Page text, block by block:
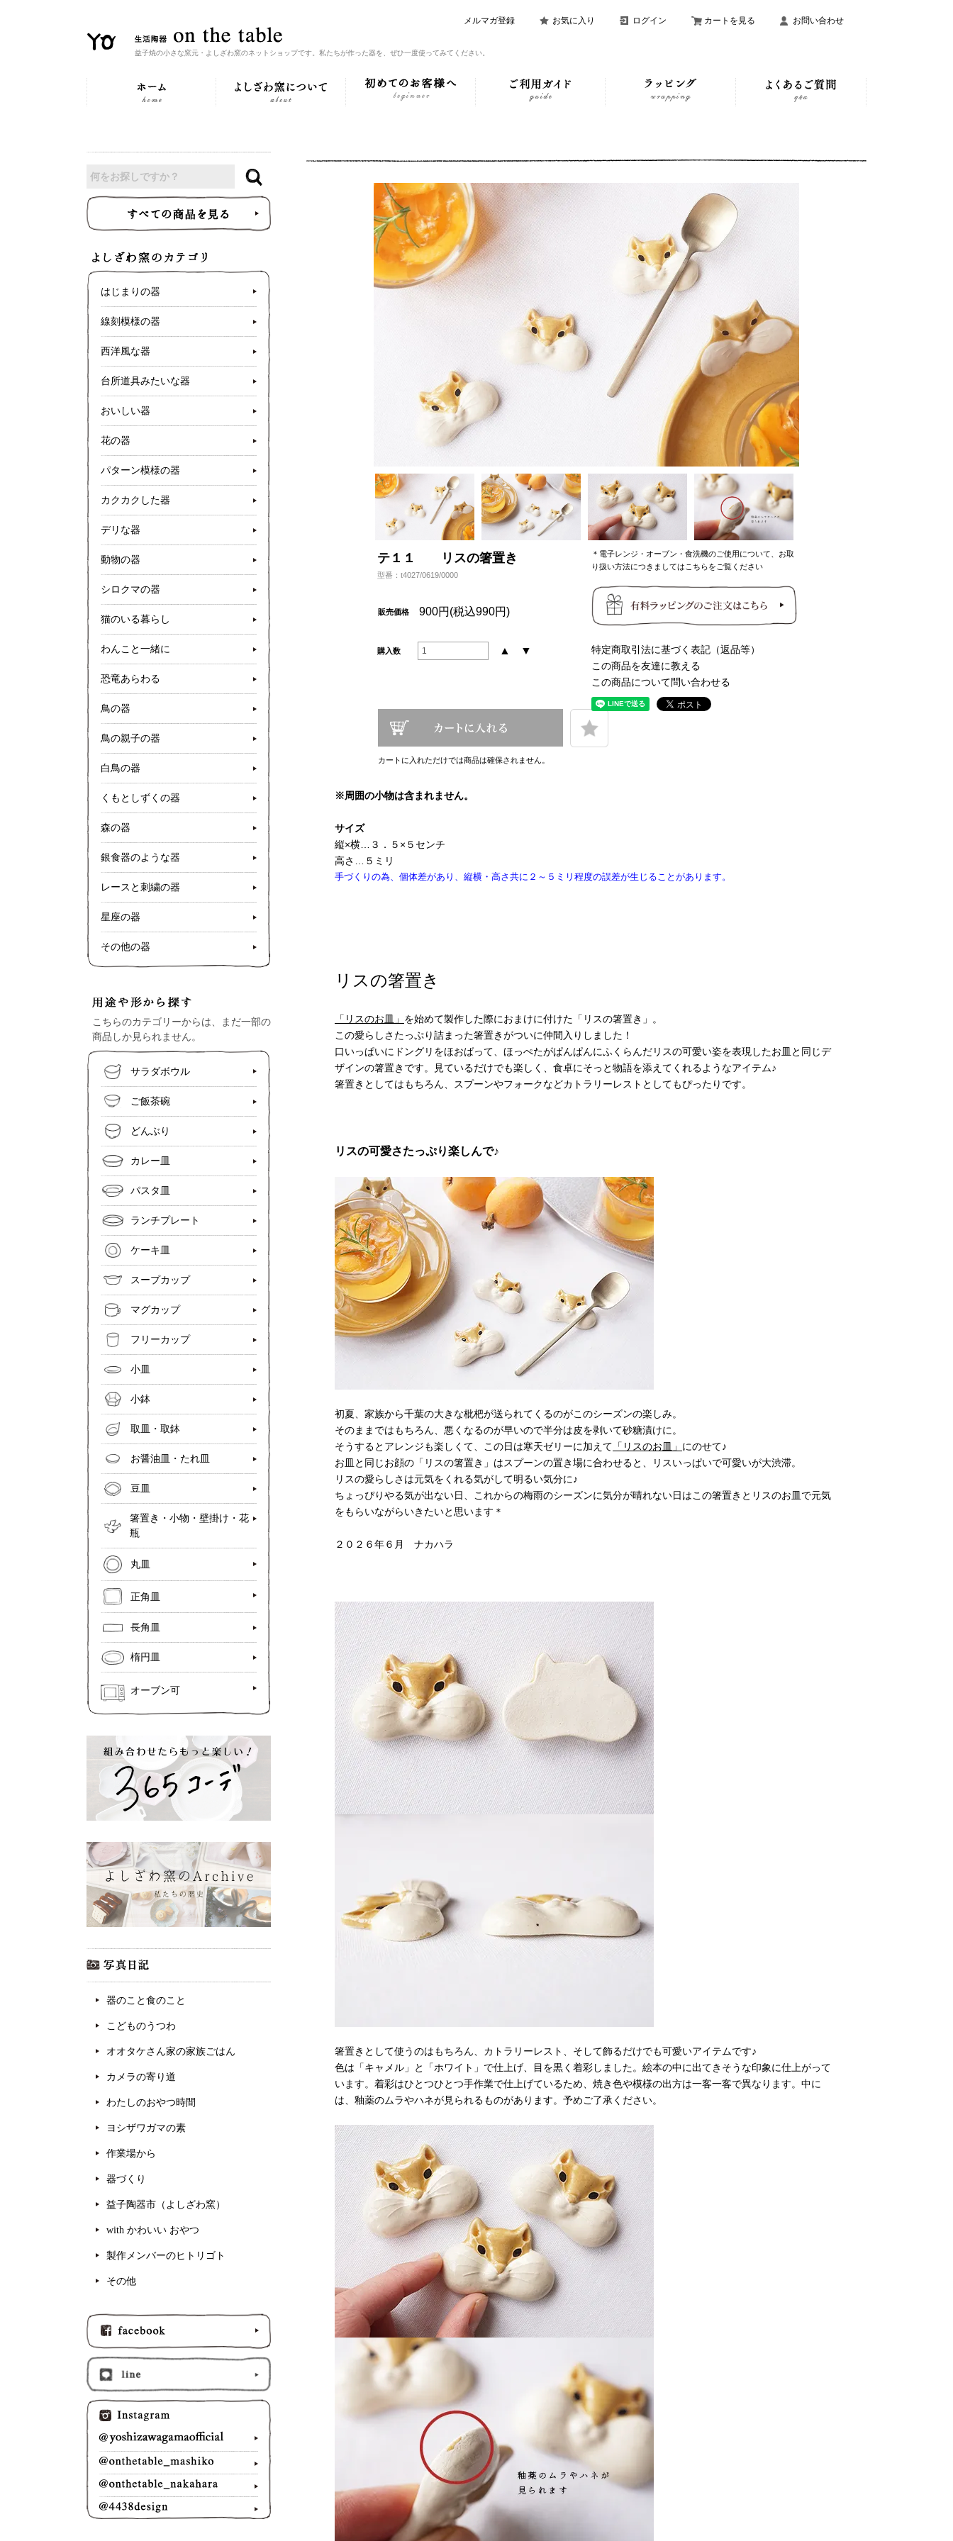
メルマガ登録 お気に入り ログイン カートを見る お問い合わせ
益子焼の小さな窯元・よしざわ窯のネットショップです。私たちが作った器を、ぜひ一度使ってみてください。
テ１１ リスの箸置き
型番：t4027/0619/0000
販売価格 900円(税込990円)
購入数 ▲ ▼
カートに入れただけでは商品は確保されません。
＊電子レンジ・オーブン・食洗機のご使用について、お取
り扱い方法につきましてはこちらをご覧ください
特定商取引法に基づく表記（返品等）
この商品を友達に教える
この商品について問い合わせる
※周囲の小物は含まれません。
サイズ
縦×横…３．５×５センチ
高さ…５ミリ
手づくりの為、個体差があり、縦横・高さ共に２～５ミリ程度の誤差が生じることがあります。
リスの箸置き
「リスのお皿」 を始めて製作した際におまけに付けた「リスの箸置き」。
この愛らしさたっぷり詰まった箸置きがついに仲間入りしました！
口いっぱいにドングリをほおばって、ほっぺたがぱんぱんにふくらんだリスの可愛い姿を表現したお皿と同じデ
ザインの箸置きです。見ているだけでも楽しく、食卓にそっと物語を添えてくれるようなアイテム♪
箸置きとしてはもちろん、スプーンやフォークなどカトラリーレストとしてもぴったりです。
リスの可愛さたっぷり楽しんで♪
初夏、家族から千葉の大きな枇杷が送られてくるのがこのシーズンの楽しみ。
そのままではもちろん、悪くなるのが早いので半分は皮を剥いて砂糖漬けに。
そうするとアレンジも楽しくて、この日は寒天ゼリーに加えて 「リスのお皿」 にのせて♪
お皿と同じお顔の「リスの箸置き」はスプーンの置き場に合わせると、リスいっぱいで可愛いが大渋滞。
リスの愛らしさは元気をくれる気がして明るい気分に♪
ちょっぴりやる気が出ない日、これからの梅雨のシーズンに気分が晴れない日はこの箸置きとリスのお皿で元気
をもらいながらいきたいと思います＊
２０２６年６月 ナカハラ
箸置きとして使うのはもちろん、カトラリーレスト、そして飾るだけでも可愛いアイテムです♪
色は「キャメル」と「ホワイト」で仕上げ、目を黒く着彩しました。絵本の中に出てきそうな印象に仕上がって
います。着彩はひとつひとつ手作業で仕上げているため、焼き色や模様の出方は一客一客で異なります。中に
は、釉薬のムラやハネが見られるものがあります。予めご了承ください。
はじまりの器
線刻模様の器
西洋風な器
台所道具みたいな器
おいしい器
花の器
パターン模様の器
カクカクした器
デリな器
動物の器
シロクマの器
猫のいる暮らし
わんこと一緒に
恐竜あらわる
鳥の器
鳥の親子の器
白鳥の器
くもとしずくの器
森の器
銀食器のような器
レースと刺繍の器
星座の器
その他の器
こちらのカテゴリーからは、まだ一部の
商品しか見られません。
サラダボウル
ご飯茶碗
どんぶり
カレー皿
パスタ皿
ランチプレート
ケーキ皿
スープカップ
マグカップ
フリーカップ
小皿
小鉢
取皿・取鉢
お醤油皿・たれ皿
豆皿
箸置き・小物・壁掛け・花
瓶
丸皿
正角皿
長角皿
楕円皿
オーブン可
器のこと食のこと
こどものうつわ
オオタケさん家の家族ごはん
カメラの寄り道
わたしのおやつ時間
ヨシザワガマの素
作業場から
器づくり
益子陶器市（よしざわ窯）
with かわいい おやつ
製作メンバーのヒトリゴト
その他